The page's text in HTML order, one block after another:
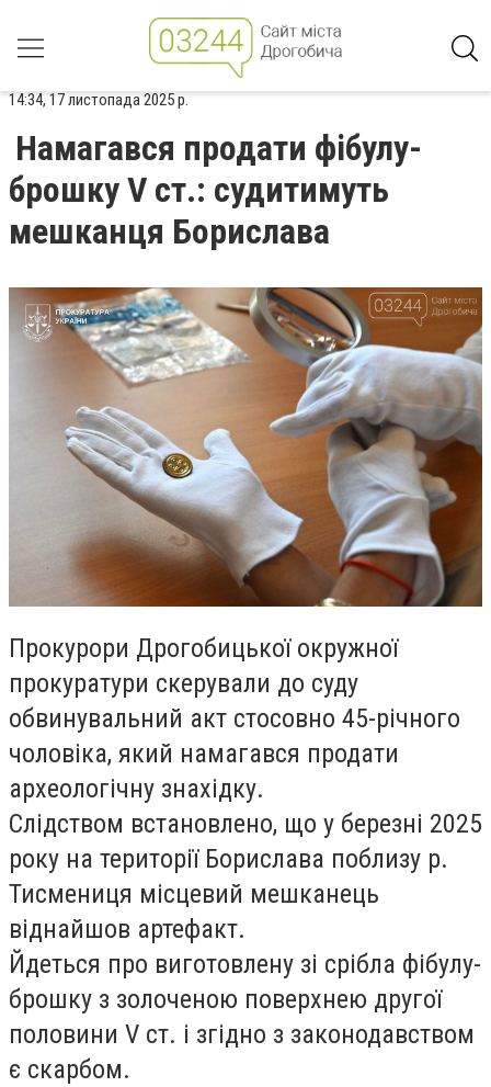
14:34, 17 листопада 2025 р.
Намагався продати фібулу-
брошку V ст.: судитимуть
мешканця Борислава
Прокурори Дрогобицької окружної
прокуратури скерували до суду
обвинувальний акт стосовно 45-річного
чоловіка, який намагався продати
археологічну знахідку.
Слідством встановлено, що у березні 2025
року на території Борислава поблизу р.
Тисмениця місцевий мешканець
віднайшов артефакт.
Йдеться про виготовлену зі срібла фібулу-
брошку з золоченою поверхнею другої
половини V ст. і згідно з законодавством
є скарбом.